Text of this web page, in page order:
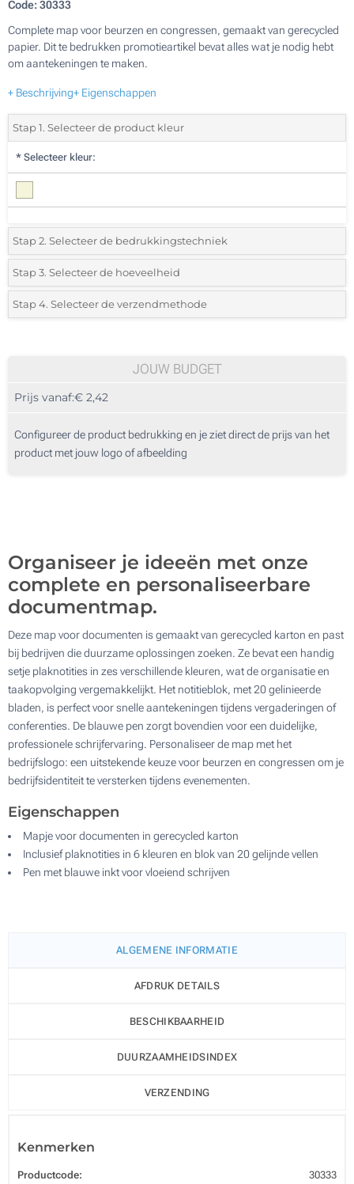
Code:30333
Complete map voor beurzen en congressen, gemaakt van gerecycled
papier. Dit te bedrukken promotieartikel bevat alles wat je nodig hebt
om aantekeningen te maken.
+ Beschrijving+ Eigenschappen
Stap 1. Selecteer de product kleur
* Selecteer kleur:
Stap 2. Selecteer de bedrukkingstechniek
*Selecteer de bedrukking en kleuren van het logo:
1 Kleur (Op de pen)
1 Kleur (Op de map)
Stap 3. Selecteer de hoeveelheid
*Selecteer uit de lijst of voeg het gewenste aantal in
20
100
Stap 4. Selecteer de verzendmethode
JOUW BUDGET
Prijs vanaf:€ 2,42
Configureer de product bedrukking en je ziet direct de prijs van het
product met jouw logo of afbeelding
Organiseer je ideeën met onze
complete en personaliseerbare
documentmap.
Deze map voor documenten is gemaakt van gerecycled karton en past
bij bedrijven die duurzame oplossingen zoeken. Ze bevat een handig
setje plaknotities in zes verschillende kleuren, wat de organisatie en
taakopvolging vergemakkelijkt. Het notitieblok, met 20 gelinieerde
bladen, is perfect voor snelle aantekeningen tijdens vergaderingen of
conferenties. De blauwe pen zorgt bovendien voor een duidelijke,
professionele schrijfervaring. Personaliseer de map met het
bedrijfslogo: een uitstekende keuze voor beurzen en congressen om je
bedrijfsidentiteit te versterken tijdens evenementen.
Eigenschappen
Mapje voor documenten in gerecycled karton
Inclusief plaknotities in 6 kleuren en blok van 20 gelijnde vellen
Pen met blauwe inkt voor vloeiend schrijven
ALGEMENE INFORMATIE
AFDRUK DETAILS
BESCHIKBAARHEID
DUURZAAMHEIDSINDEX
VERZENDING
Kenmerken
Productcode: 30333